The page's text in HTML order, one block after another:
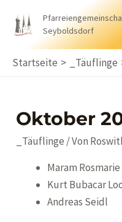
Inhalt
Seyboldsdorf
Startseite _Täuflinge
Oktober
_Täuflinge / Von
Maram Rosmarie
Kurt Bubacar
Andreas Seidl